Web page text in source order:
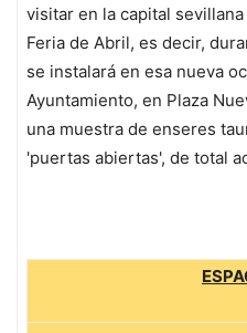
visitar en la capital
Feria de Abril, es decir,
se instalará en esa nueva
Ayuntamiento, en Plaza
una muestra de enseres
'puertas abiertas', de total